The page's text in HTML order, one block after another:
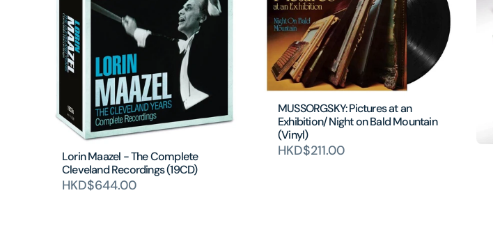
Lorin Maazel - The Complete
Cleveland Recordings (19CD)
HKD$644.00
MUSSORGSKY: Pictures at an
Exhibition/ Night on Bald Mountain
(Vinyl)
HKD$211.00